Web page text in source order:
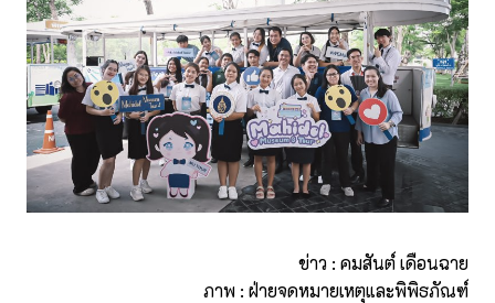
ข่าว : คมสันต์ เดือนฉาย
ภาพ : ฝ่ายจดหมายเหตุและพิพิธภัณฑ์